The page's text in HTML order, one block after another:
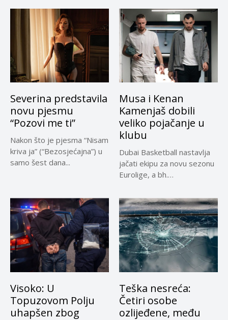
privremeno...
Severina predstavila
novu pjesmu
“Pozovi me ti”
Nakon što je pjesma “Nisam
kriva ja” (“Bezosjećajna”) u
samo šest dana...
Musa i Kenan
Kamenjaš dobili
veliko pojačanje u
klubu
Dubai Basketball nastavlja
jačati ekipu za novu sezonu
Eurolige, a bh.
Visoko: U
Topuzovom Polju
uhapšen zbog
Teška nesreća:
Četiri osobe
ozlijeđene, među